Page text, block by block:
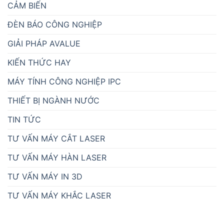
CẢM BIẾN
ĐÈN BÁO CÔNG NGHIỆP
GIẢI PHÁP AVALUE
KIẾN THỨC HAY
MÁY TÍNH CÔNG NGHIỆP IPC
THIẾT BỊ NGÀNH NƯỚC
TIN TỨC
TƯ VẤN MÁY CẮT LASER
TƯ VẤN MÁY HÀN LASER
TƯ VẤN MÁY IN 3D
TƯ VẤN MÁY KHẮC LASER